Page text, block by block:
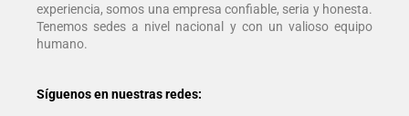
experiencia, somos una empresa confiable, seria y honesta.
Tenemos sedes a nivel nacional y con un valioso equipo
humano.
Síguenos en nuestras redes: